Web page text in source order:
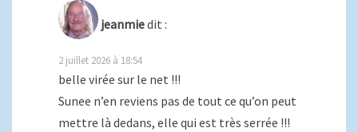
jeanmiedit :
2 juillet 2026 à 18:54
belle virée sur le net !!!
Sunee n’en reviens pas de tout ce qu’on peut
mettre là dedans, elle qui est très serrée !!!